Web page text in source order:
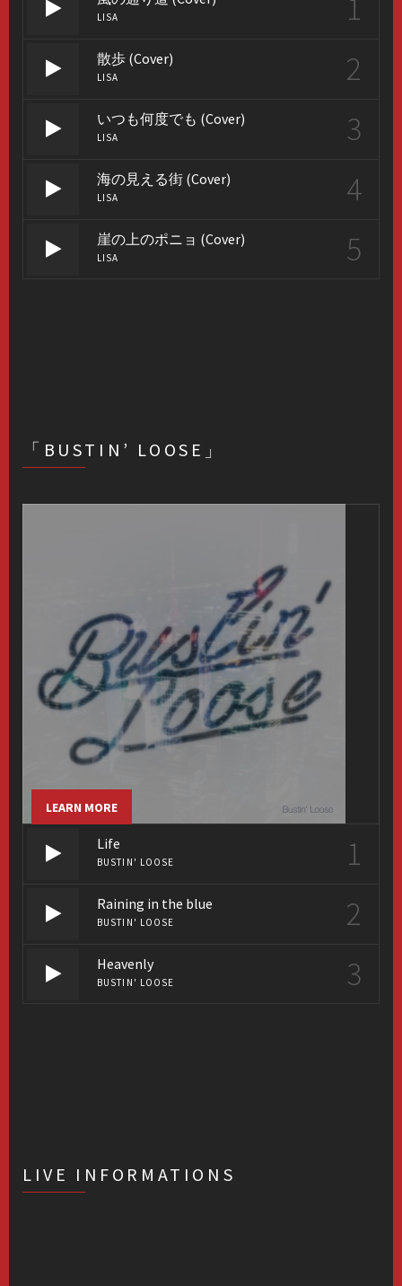
LISA 1
散歩 (Cover)
LISA 2
いつも何度でも (Cover)
LISA 3
海の見える街 (Cover)
LISA 4
崖の上のポニョ (Cover)
LISA 5
「BUSTIN’ LOOSE」
LEARN MORE
Life
BUSTIN' LOOSE 1
Raining in the blue
BUSTIN' LOOSE 2
Heavenly
BUSTIN' LOOSE 3
LIVE INFORMATIONS